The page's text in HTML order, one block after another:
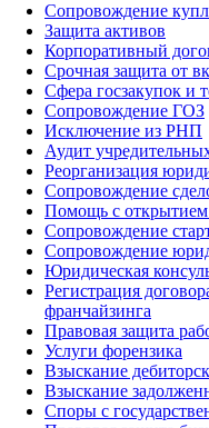
Сопровождение
Защита активов
Корпоративный
Срочная защита от
Сфера госзакупок и
Сопровождение ГОЗ
Исключение из РНП
Аудит
Реорганизация
Сопровождение
Помощь с открытием
Сопровождение
Сопровождение
Юридическая
Регистрация
франчайзинга
Правовая защита
Услуги форензика
Взыскание
Взыскание
Споры с